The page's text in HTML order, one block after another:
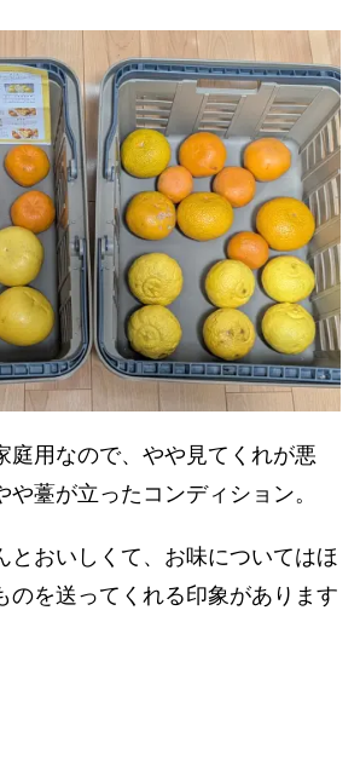
庭用なので、やや見てくれが悪
や薹が立ったコンディション。
とおいしくて、お味についてはほ
のを送ってくれる印象があります